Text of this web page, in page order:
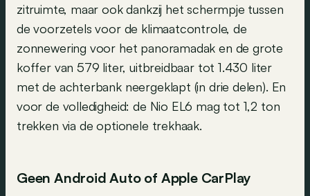
zitruimte, maar ook dankzij het schermpje tussen
de voorzetels voor de klimaatcontrole, de
zonnewering voor het panoramadak en de grote
koffer van 579 liter, uitbreidbaar tot 1.430 liter
met de achterbank neergeklapt (in drie delen). En
voor de volledigheid: de Nio EL6 mag tot 1,2 ton
trekken via de optionele trekhaak.
Geen Android Auto of Apple CarPlay